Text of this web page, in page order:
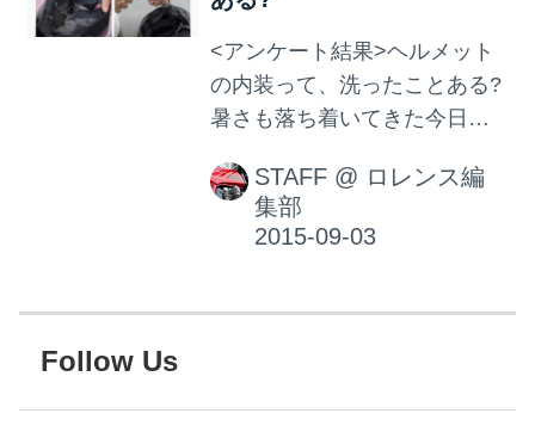
<アンケート結果>ヘルメット
の内装って、洗ったことある?
暑さも落ち着いてきた今日こ
り吸い込んだヘルメットの内
装って みなさんどうしてます?
今回、月刊オートバイのLINE
アンケート調査をしてみまし
STAFF @ ロレンス編
集部
Follow Us